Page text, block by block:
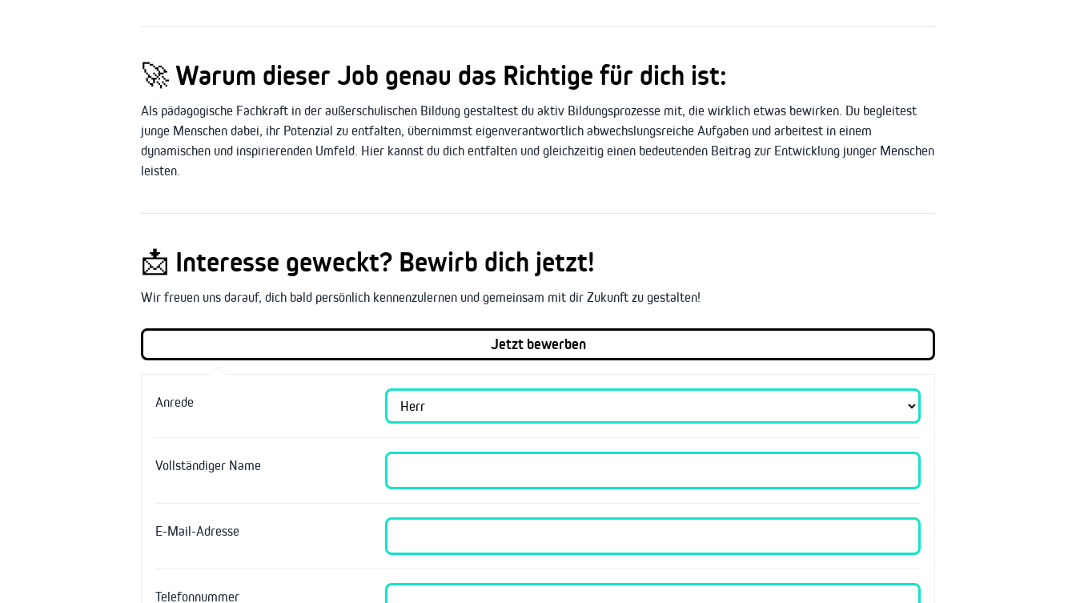
🚀 Warum dieser Job genau das Richtige für dich ist:
Als pädagogische Fachkraft in der außerschulischen Bildung gestaltest du aktiv Bildungsprozesse mit, die wirklich etwas bewirken. Du begleitest
junge Menschen dabei, ihr Potenzial zu entfalten, übernimmst eigenverantwortlich abwechslungsreiche Aufgaben und arbeitest in einem
dynamischen und inspirierenden Umfeld. Hier kannst du dich entfalten und gleichzeitig einen bedeutenden Beitrag zur Entwicklung junger Menschen
leisten.
📩 Interesse geweckt? Bewirb dich jetzt!
Wir freuen uns darauf, dich bald persönlich kennenzulernen und gemeinsam mit dir Zukunft zu gestalten!
Anrede
Vollständiger Name
E-Mail-Adresse
Telefonnummer